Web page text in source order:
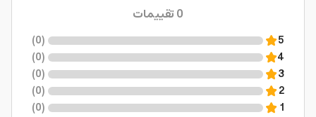
0تقييمات
5
(
0
)
4
(
0
)
3
(
0
)
2
(
0
)
1
(
0
)